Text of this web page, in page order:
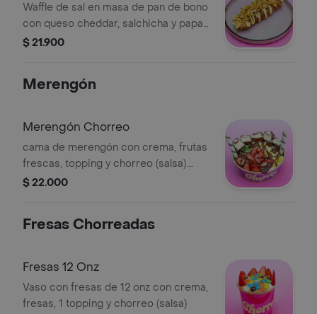
Waffle de sal en masa de pan de bono
con queso cheddar, salchicha y papas
en forma temática.
$ 21.900
Merengón
Merengón Chorreo
cama de merengón con crema, frutas
frescas, topping y chorreo (salsa).
Decorado con barquillo.
$ 22.000
Fresas Chorreadas
Fresas 12 Onz
Vaso con fresas de 12 onz con crema,
fresas, 1 topping y chorreo (salsa)